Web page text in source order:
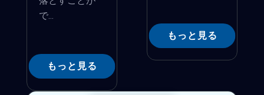
で...
もっと見る
もっと見る